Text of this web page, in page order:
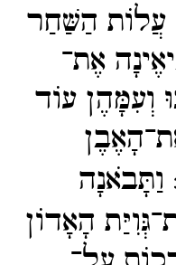
עֲלוֹת הַשַּׁחַר
אֶת־​
וְעִמָּהֶן עוֹד
וַתָּבֹאנָה
הָאָדוֹן